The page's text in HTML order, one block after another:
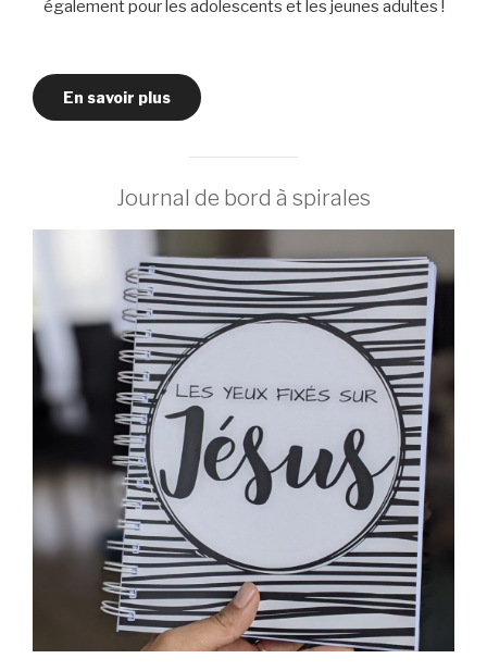
également pour les adolescents et les jeunes adultes !
En savoir plus
Journal de bord à spirales